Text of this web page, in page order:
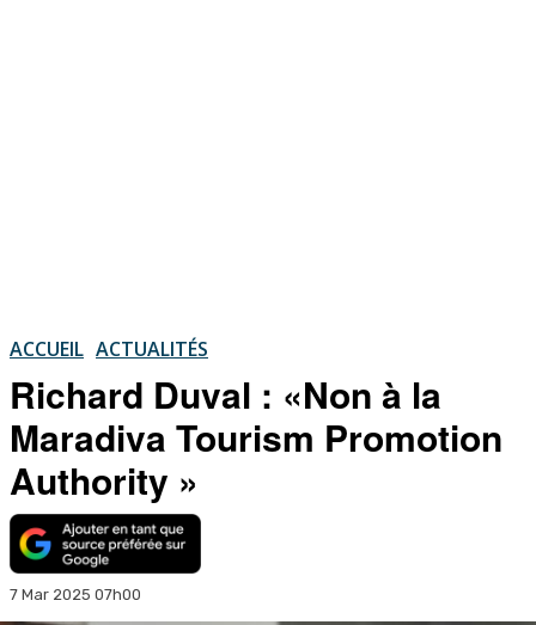
ACCUEIL ACTUALITÉS
Richard Duval : «Non à la
Maradiva Tourism Promotion
Authority »
7 Mar 2025 07h00